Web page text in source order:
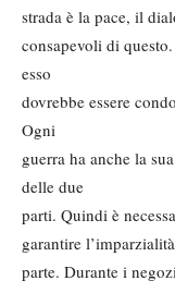
strada è la pace, il
consapevoli di
esso
dovrebbe essere
Ogni
guerra ha anche la
delle due
parti. Quindi è
garantire
parte. Durante i